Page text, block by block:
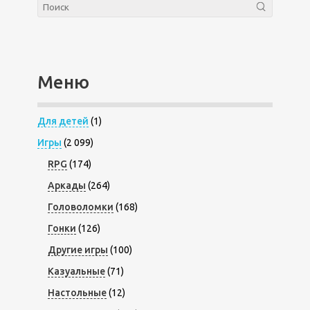
Меню
Для детей (1)
Игры (2 099)
RPG (174)
Аркады (264)
Головоломки (168)
Гонки (126)
Другие игры (100)
Казуальные(71)
Настольные(12)